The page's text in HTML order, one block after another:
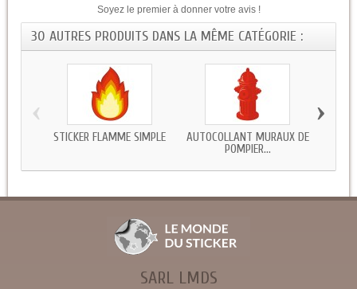
Soyez le premier à donner votre avis !
30 AUTRES PRODUITS DANS LA MÊME CATÉGORIE :
STICKER FLAMME SIMPLE
AUTOCOLLANT MURAUX DE
POMPIER...
‹ ›
SARL LMDS